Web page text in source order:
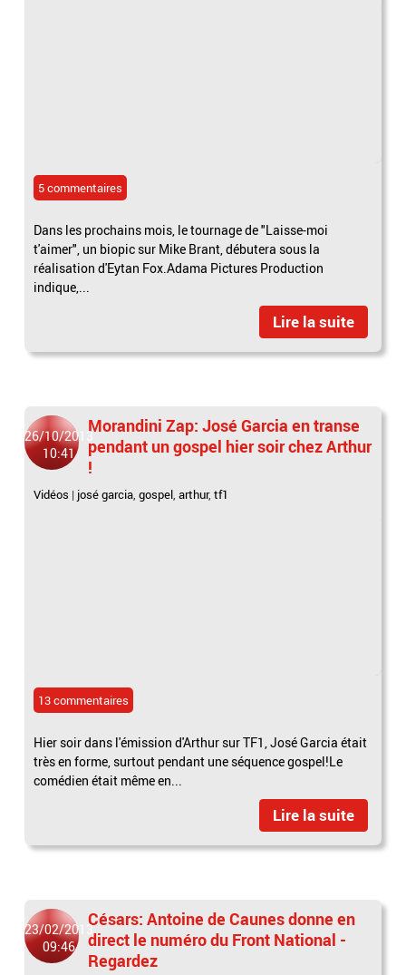
5 commentaires
Dans les prochains mois, le tournage de "Laisse-moi
t'aimer", un biopic sur Mike Brant, débutera sous la
réalisation d'Eytan Fox.Adama Pictures Production
indique,...
Lire la suite
26/10/2013
10:41
Morandini Zap: José Garcia en transe
pendant un gospel hier soir chez Arthur
!
Vidéos | josé garcia,gospel,arthur,tf1
13 commentaires
Hier soir dans l'émission d'Arthur sur TF1, José Garcia était
très en forme, surtout pendant une séquence gospel!Le
comédien était même en...
Lire la suite
23/02/2013
09:46
Césars: Antoine de Caunes donne en
direct le numéro du Front National -
Regardez